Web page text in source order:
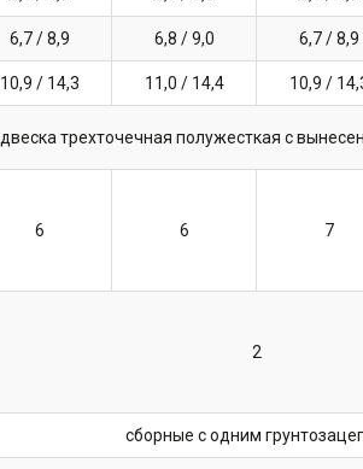
6,7 / 8,9 6,8 / 9,0 6,7 / 8,9
10,9 / 14,3 11,0 / 14,4 10,9 /
6 6 7
2
сборные с одним